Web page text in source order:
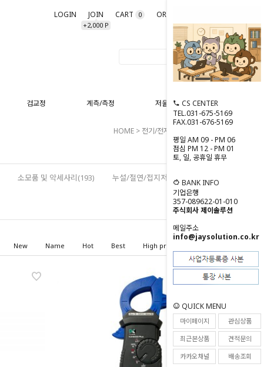
LOGIN JOIN
+2,000 P
CART 0 ORDER
검교정 계측/측정 저울/분동CS CENTER
TEL.031-675-5169
FAX.031-676-5169
평일 AM 09 - PM 06
점심 PM 12 - PM 01
토, 일, 공휴일 휴무
BANK INFO
기업은행
357-089622-01-010
주식회사 제이솔루션
메일주소
info@jaysolution.co.kr
QUICK MENU
마이페이지
관심상품
최근본상품
견적문의
카카오채널
배송조회
HOME > 전기/전자 계측
소모품 및 악세사리(193) 누설/절연/접지저항계(80)
New Name Hot Best High price